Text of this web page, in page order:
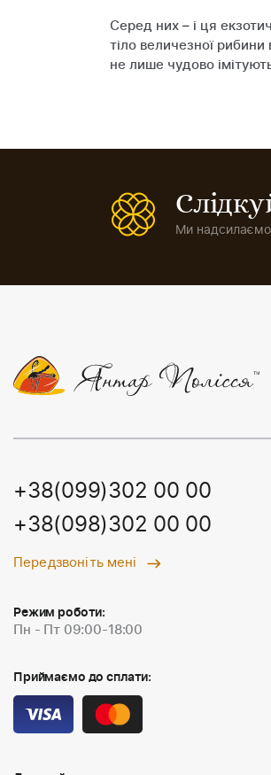
Серед них – і ця
тіло величезної
не лише чудово
Ми надсилаємо
+38(099)302 00 00
+38(098)302 00 00
Передзвоніть мені
Режим роботи:
Пн - Пт 09:00-18:00
Приймаємо до сплати: